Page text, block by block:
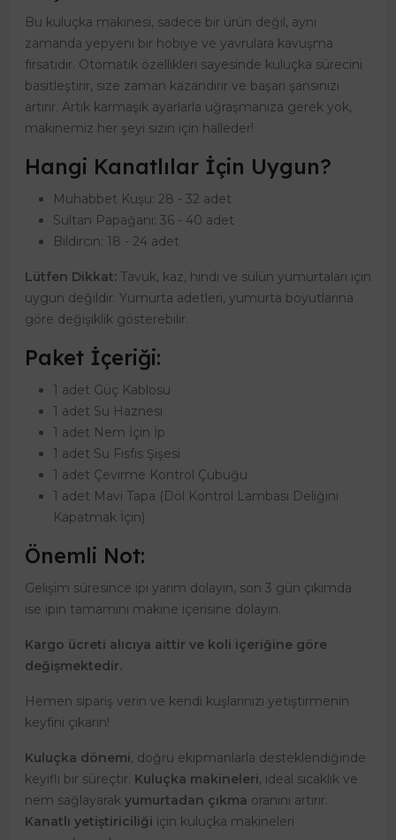
Bu kuluçka makinesi, sadece bir ürün değil, aynı
zamanda yepyeni bir hobiye ve yavrulara kavuşma
fırsatıdır. Otomatik özellikleri sayesinde kuluçka sürecini
basitleştirir, size zaman kazandırır ve başarı şansınızı
artırır. Artık karmaşık ayarlarla uğraşmanıza gerek yok,
makinemiz her şeyi sizin için halleder!
Hangi Kanatlılar İçin Uygun?
Muhabbet Kuşu: 28 - 32 adet
Sultan Papağanı: 36 - 40 adet
Bıldırcın: 18 - 24 adet
Lütfen Dikkat: Tavuk, kaz, hindi ve sülün yumurtaları için
uygun değildir. Yumurta adetleri, yumurta boyutlarına
göre değişiklik gösterebilir.
Paket İçeriği:
1 adet Güç Kablosu
1 adet Su Haznesi
1 adet Nem İçin İp
1 adet Su Fısfıs Şişesi
1 adet Çevirme Kontrol Çubuğu
1 adet Mavi Tapa (Döl Kontrol Lambası Deliğini
Kapatmak İçin)
Önemli Not:
Gelişim süresince ipi yarım dolayın, son 3 gün çıkımda
ise ipin tamamını makine içerisine dolayın.
Kargo ücreti alıcıya aittir ve koli içeriğine göre
değişmektedir.
Hemen sipariş verin ve kendi kuşlarınızı yetiştirmenin
keyfini çıkarın!
Kuluçka dönemi, doğru ekipmanlarla desteklendiğinde
keyifli bir süreçtir. Kuluçka makineleri, ideal sıcaklık ve
nem sağlayarak yumurtadan çıkma oranını artırır.
Kanatlı yetiştiriciliği için kuluçka makineleri